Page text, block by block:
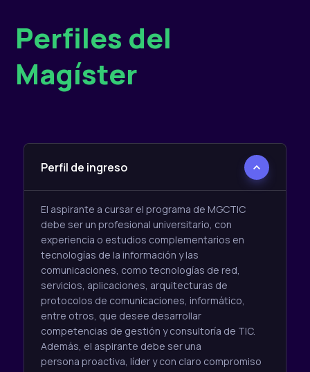
Perfiles del
Magíster
Perfil de ingreso
El aspirante a cursar el programa de MGCTIC
debe ser un profesional universitario, con
experiencia o estudios complementarios en
tecnologías de la información y las
comunicaciones, como tecnologías de red,
servicios, aplicaciones, arquitecturas de
protocolos de comunicaciones, informático,
entre otros, que desee desarrollar
competencias de gestión y consultoría de TIC.
Además, el aspirante debe ser una
persona proactiva, líder y con claro compromiso